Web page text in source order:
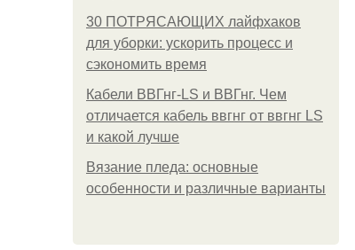
30 ПОТРЯСАЮЩИХ лайфхаков
для уборки: ускорить процесс и
сэкономить время
Кабели ВВГнг-LS и ВВГнг. Чем
отличается кабель ввгнг от ввгнг LS
и какой лучше
Вязание пледа: основные
особенности и различные варианты